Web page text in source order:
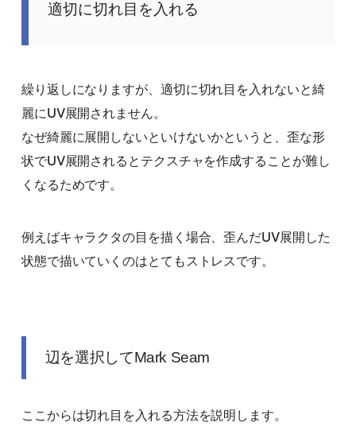
適切に切れ目を入れる
繰り返しになりますが、適切に切れ目を入れないと綺
麗にUV展開されません。
なぜ綺麗に展開しないといけないかというと、歪な形
状でUV展開されるとテクスチャを作成することが難し
くなるためです。
例えばキャラクタの目を描く場合、歪んだUV展開した
状態で描いていくのはとてもストレスです。
辺を選択してMark Seam
ここからは切れ目を入れる方法を説明します。